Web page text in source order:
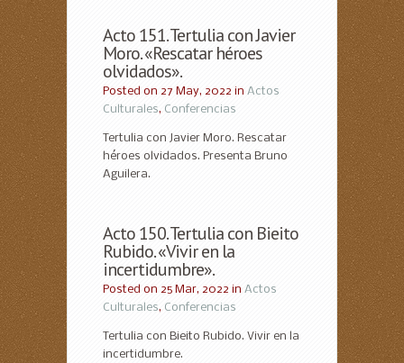
Acto 151. Tertulia con Javier
Moro. «Rescatar héroes
olvidados».
Posted on 27 May, 2022 in Actos
Culturales, Conferencias
Tertulia con Javier Moro. Rescatar
héroes olvidados. Presenta Bruno
Aguilera.
Acto 150. Tertulia con Bieito
Rubido. «Vivir en la
incertidumbre».
Posted on 25 Mar, 2022 in Actos
Culturales, Conferencias
Tertulia con Bieito Rubido. Vivir en la
incertidumbre.